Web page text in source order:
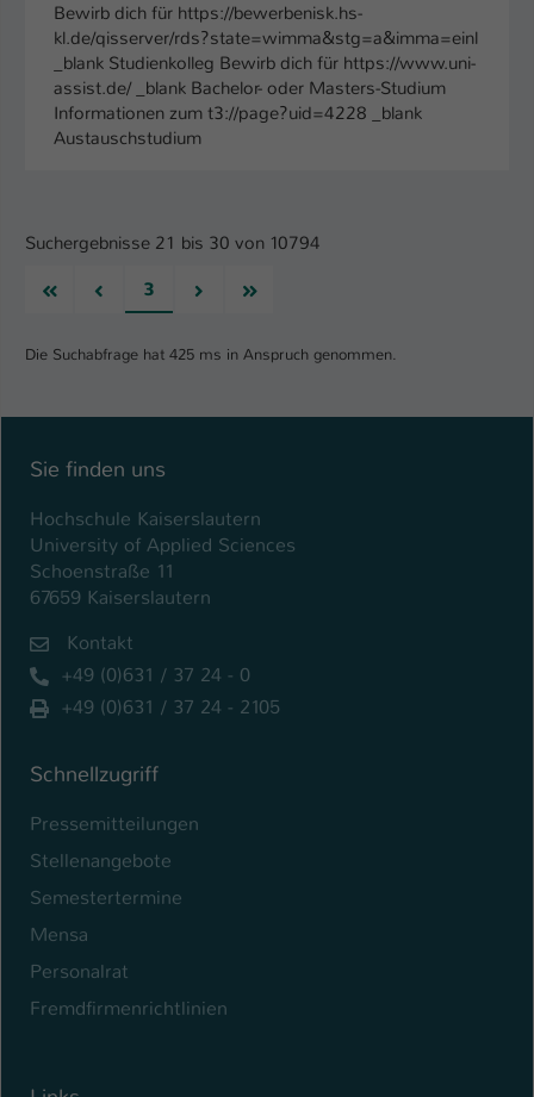
Bewirb dich für https://bewerbenisk.hs-
kl.de/qisserver/rds?state=wimma&stg=a&imma=einl
_blank Studienkolleg Bewirb dich für https://www.uni-
assist.de/ _blank Bachelor- oder Masters-Studium
Informationen zum t3://page?uid=4228 _blank
Austauschstudium
Suchergebnisse 21 bis 30 von 10794
Erste
Vorherige
3 NächsteLetzte
Die Suchabfrage hat 425 ms in Anspruch genommen.
Sie finden uns
Hochschule Kaiserslautern
University of Applied Sciences
Schoenstraße 11
67659 Kaiserslautern
Kontakt
+49 (0)631 / 37 24 - 0
+49 (0)631 / 37 24 - 2105
Schnellzugriff
Pressemitteilungen
Stellenangebote
Semestertermine
Mensa
Personalrat
Fremdfirmenrichtlinien